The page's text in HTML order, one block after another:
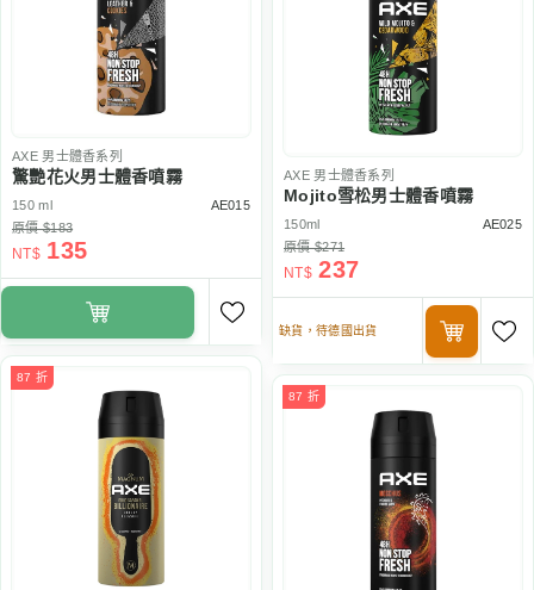
AXE男士體香系列
驚艷花火男士體香噴霧
150 ml
AE015
原價 $183
NT$ 135
AXE男士體香系列
Mojito雪松男士體香噴霧
150ml
AE025
原價 $271
NT$ 237
缺貨，待德國出貨
87 折
87 折